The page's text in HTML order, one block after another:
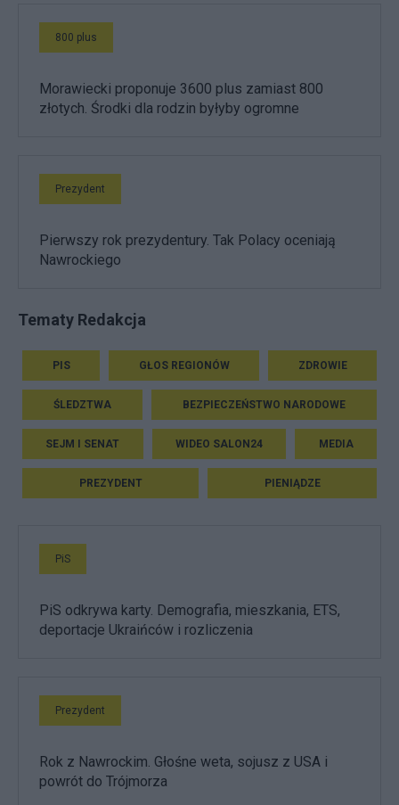
800 plus
Morawiecki proponuje 3600 plus zamiast 800
złotych. Środki dla rodzin byłyby ogromne
Prezydent
Pierwszy rok prezydentury. Tak Polacy oceniają
Nawrockiego
Tematy Redakcja
PIS GŁOS REGIONÓW ZDROWIE
ŚLEDZTWA BEZPIECZEŃSTWO NARODOWE
SEJM I SENAT WIDEO SALON24 MEDIA
PREZYDENT PIENIĄDZE
PiS
PiS odkrywa karty. Demografia, mieszkania, ETS,
deportacje Ukraińców i rozliczenia
Prezydent
Rok z Nawrockim. Głośne weta, sojusz z USA i
powrót do Trójmorza